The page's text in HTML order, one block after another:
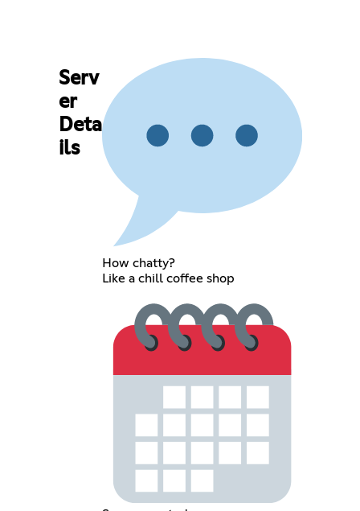
Serv
er
Deta
ils
How chatty?
Like a chill coffee shop